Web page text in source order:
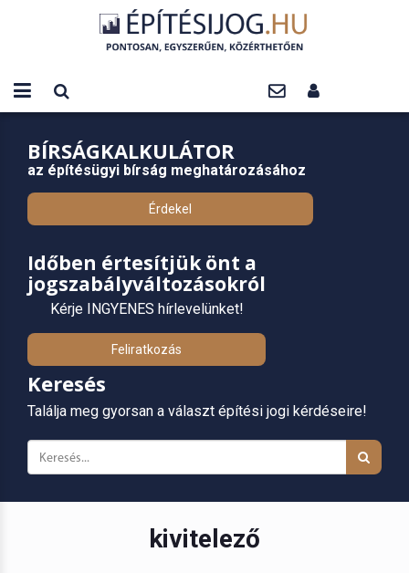
BÍRSÁGKALKULÁTOR
az építésügyi bírság meghatározásához
Érdekel
Időben értesítjük önt a
jogszabályváltozásokról
Kérje INGYENES hírlevelünket!
Feliratkozás
Keresés
Találja meg gyorsan a választ építési jogi kérdéseire!
kivitelező